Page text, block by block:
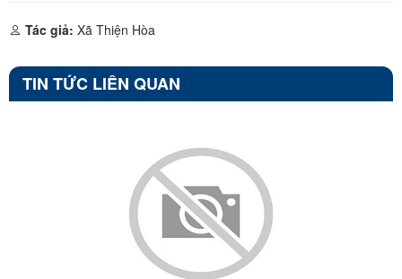
Tác giả: Xã Thiện Hòa
TIN TỨC LIÊN QUAN